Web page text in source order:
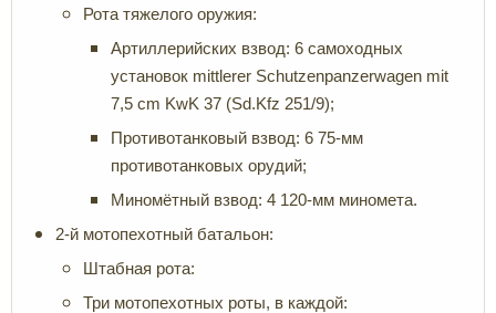
Рота тяжелого оружия:
Артиллерийских взвод: 6 самоходных
установок mittlerer Schutzenpanzerwagen mit
7,5 cm KwK 37 (Sd.Kfz 251/9);
Противотанковый взвод: 6 75-мм
противотанковых орудий;
Миномётный взвод: 4 120-мм миномета.
2-й мотопехотный батальон:
Штабная рота:
Три мотопехотных роты, в каждой: